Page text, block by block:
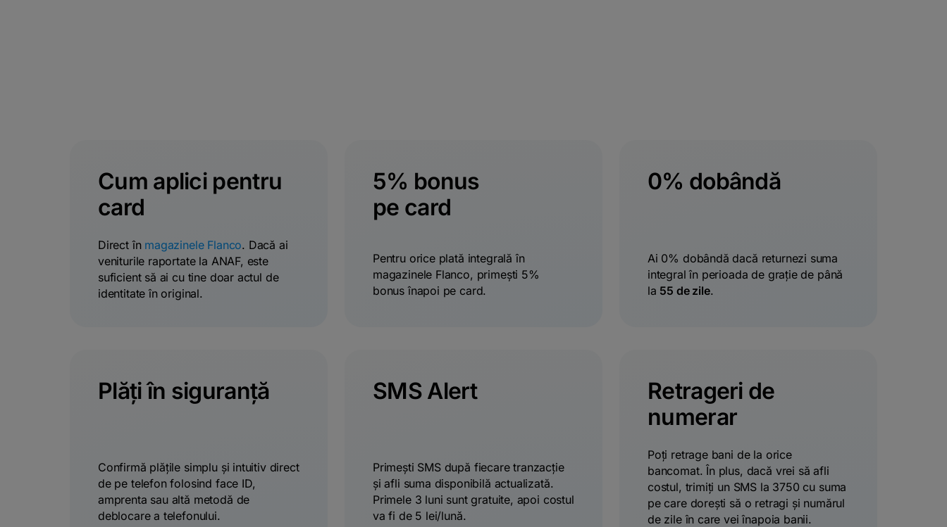
Cum aplici pentru
card
Direct în magazinele Flanco. Dacă ai
veniturile raportate la ANAF, este
suficient să ai cu tine doar actul de
identitate în original.
5% bonus
pe card
Pentru orice plată integrală în
magazinele Flanco, primești 5%
bonus înapoi pe card.
0% dobândă
Ai 0% dobândă dacă returnezi suma
integral în perioada de grație de până
la 55 de zile.
Plăți în siguranță
Confirmă plățile simplu și intuitiv direct
de pe telefon folosind face ID,
amprenta sau altă metodă de
deblocare a telefonului.
SMS Alert
Primești SMS după fiecare tranzacție
și afli suma disponibilă actualizată.
Primele 3 luni sunt gratuite, apoi costul
va fi de 5 lei/lună.
Retrageri de
numerar
Poți retrage bani de la orice
bancomat. În plus, dacă vrei să afli
costul, trimiți un SMS la 3750 cu suma
pe care dorești să o retragi și numărul
de zile în care vei înapoia banii.